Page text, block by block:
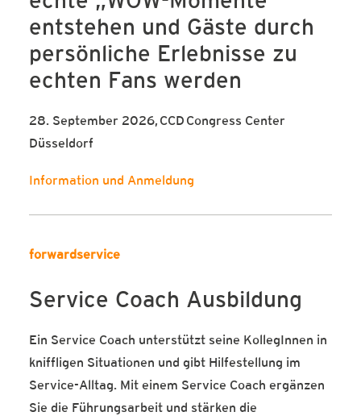
entstehen und Gäste durch
persönliche Erlebnisse zu
echten Fans werden
28. September 2026, CCD Congress Center
Düsseldorf
Information und Anmeldung
forwardservice
Service Coach Ausbildung
Ein Service Coach unterstützt seine KollegInnen in
kniffligen Situationen und gibt Hilfestellung im
Service-Alltag. Mit einem Service Coach ergänzen
Sie die Führungsarbeit und stärken die